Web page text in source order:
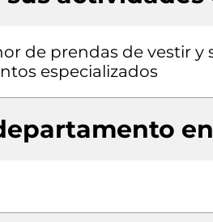
de prendas de vestir y
especializados